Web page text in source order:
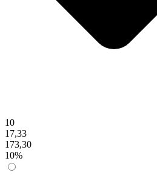
10
17,33
173,30
10%